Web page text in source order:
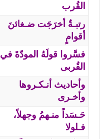
القُرب
رتبـةٌ أخرَجَت ضـغائنَ
أقوامٍ
فسَّروا قولَهُ المودّةَ في
القُربى
وأحاديث أنـكـروها
وأخـرى
حَـسَداً منـهمُ وجهلاً،
فـلولا